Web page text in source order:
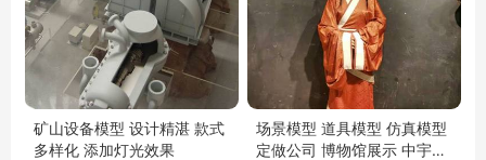
矿山设备模型 设计精湛 款式
多样化 添加灯光效果
场景模型 道具模型 仿真模型
定做公司 博物馆展示 中宇模